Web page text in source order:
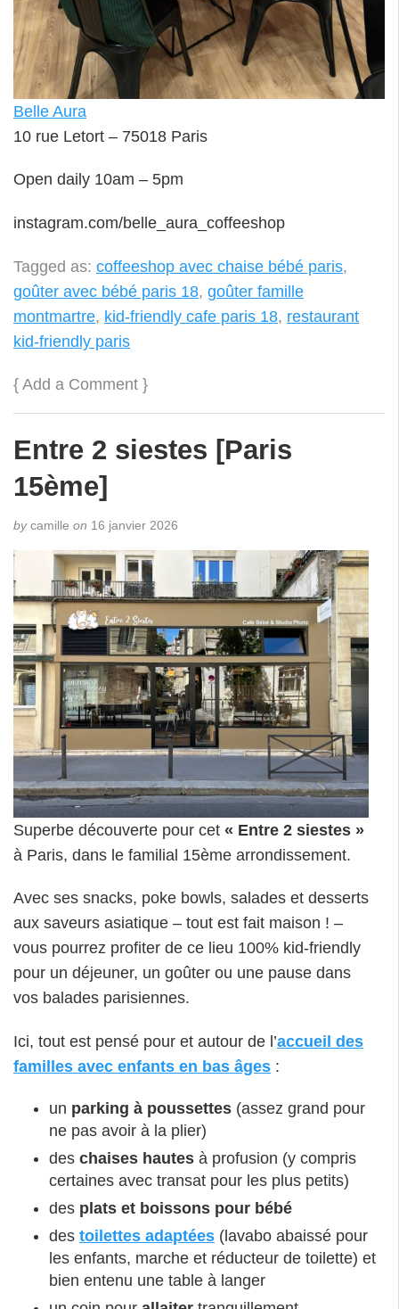
Belle Aura
10 rue Letort – 75018 Paris
Open daily 10am – 5pm
instagram.com/belle_aura_coffeeshop
Tagged as: coffeeshop avec chaise bébé paris,
goûter avec bébé paris 18, goûter famille
montmartre, kid-friendly cafe paris 18, restaurant
kid-friendly paris
{ Add a Comment }
Entre 2 siestes [Paris
15ème]
bycamille on 16 janvier 2026
Superbe découverte pour cet « Entre 2 siestes »
à Paris, dans le familial 15ème arrondissement.
Avec ses snacks, poke bowls, salades et desserts
aux saveurs asiatique – tout est fait maison ! –
vous pourrez profiter de ce lieu 100% kid-friendly
pour un déjeuner, un goûter ou une pause dans
vos balades parisiennes.
Ici, tout est pensé pour et autour de l’accueil des
familles avec enfants en bas âges :
un parking à poussettes (assez grand pour
ne pas avoir à la plier)
des chaises hautes à profusion (y compris
certaines avec transat pour les plus petits)
des plats et boissons pour bébé
des toilettes adaptées (lavabo abaissé pour
les enfants, marche et réducteur de toilette) et
bien entenu une table à langer